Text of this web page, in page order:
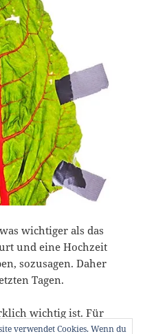
wichtiger als das
und eine Hochzeit
sozusagen. Daher
Tagen.
wichtig ist. Für
verwendet Cookies. Wenn du